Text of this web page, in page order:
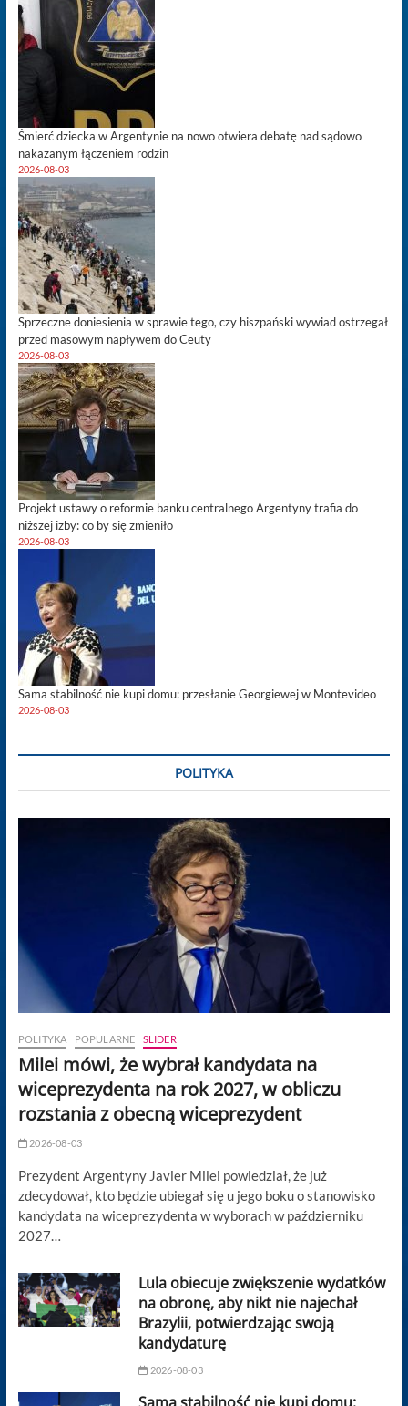
Śmierć dziecka w Argentynie na nowo otwiera debatę nad sądowo
nakazanym łączeniem rodzin
2026-08-03
Sprzeczne doniesienia w sprawie tego, czy hiszpański wywiad ostrzegał
przed masowym napływem do Ceuty
2026-08-03
Projekt ustawy o reformie banku centralnego Argentyny trafia do
niższej izby: co by się zmieniło
2026-08-03
Sama stabilność nie kupi domu: przesłanie Georgiewej w Montevideo
2026-08-03
POLITYKA
POLITYKA POPULARNE SLIDER
Milei mówi, że wybrał kandydata na
wiceprezydenta na rok 2027, w obliczu
rozstania z obecną wiceprezydent
2026-08-03
Prezydent Argentyny Javier Milei powiedział, że już
zdecydował, kto będzie ubiegał się u jego boku o stanowisko
kandydata na wiceprezydenta w wyborach w październiku
2027…
Lula obiecuje zwiększenie wydatków
na obronę, aby nikt nie najechał
Brazylii, potwierdzając swoją
kandydaturę
2026-08-03